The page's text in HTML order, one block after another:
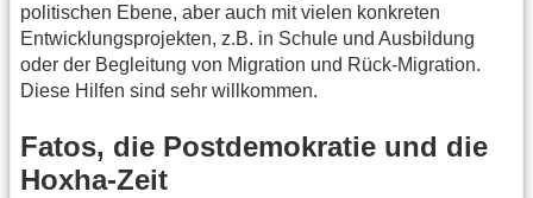
politischen Ebene, aber auch mit vielen konkreten
Entwicklungsprojekten, z.B. in Schule und Ausbildung
oder der Begleitung von Migration und Rück-Migration.
Diese Hilfen sind sehr willkommen.
Fatos, die Postdemokratie und die
Hoxha-Zeit